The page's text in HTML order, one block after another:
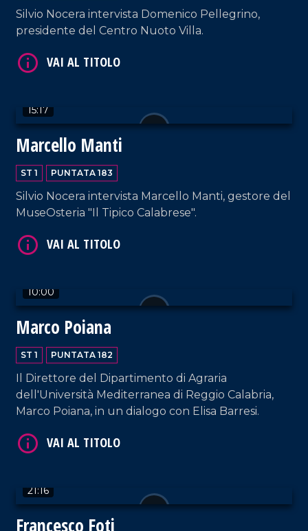
Silvio Nocera intervista Domenico Pellegrino,
presidente del Centro Nuoto Villa.
15:17
Marcello Manti
ST 1 PUNTATA 183
Silvio Nocera intervista Marcello Manti, gestore del
MuseOsteria "Il Tipico Calabrese".
10:00
Marco Poiana
ST 1 PUNTATA 182
Il Direttore del Dipartimento di Agraria
dell'Università Mediterranea di Reggio Calabria,
Marco Poiana, in un dialogo con Elisa Barresi.
21:16
Francesco Foti
VAI AL TITOLO
VAI AL TITOLO
VAI AL TITOLO
VAI AL TITOLO